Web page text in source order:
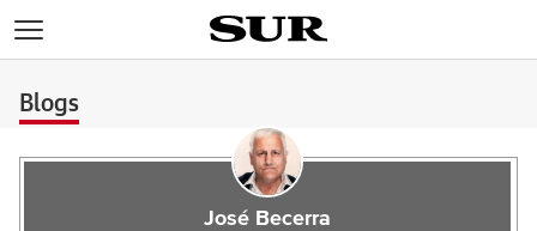
Blogs
José Becerra